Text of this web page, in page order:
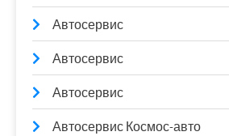
Автосервис
Автосервис
Автосервис
Автосервис Космос-авто